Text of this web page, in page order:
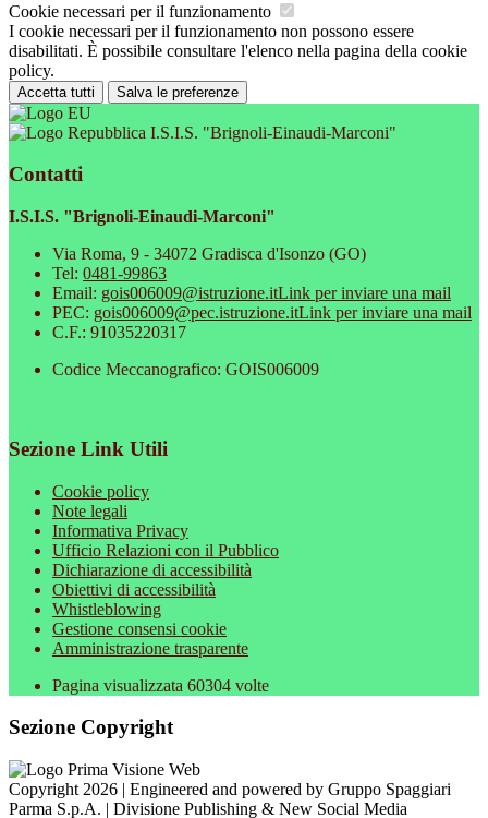
Cookie necessari per il funzionamento
I cookie necessari per il funzionamento non possono essere
disabilitati. È possibile consultare l'elenco nella pagina della cookie
policy.
Accetta tutti Salva le preferenze
I.S.I.S. "Brignoli-Einaudi-Marconi"
Contatti
I.S.I.S. "Brignoli-Einaudi-Marconi"
Via Roma, 9 - 34072 Gradisca d'Isonzo (GO)
Tel: 0481-99863
Email: gois006009@istruzione.itLink per inviare una mail
PEC: gois006009@pec.istruzione.itLink per inviare una mail
C.F.: 91035220317
Codice Meccanografico: GOIS006009
Sezione Link Utili
Cookie policy
Note legali
Informativa Privacy
Ufficio Relazioni con il Pubblico
Dichiarazione di accessibilità
Obiettivi di accessibilità
Whistleblowing
Gestione consensi cookie
Amministrazione trasparente
Pagina visualizzata 60304 volte
Sezione Copyright
Copyright 2026 | Engineered and powered by Gruppo Spaggiari
Parma S.p.A. | Divisione Publishing & New Social Media